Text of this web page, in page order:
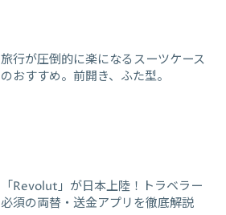
旅行が圧倒的に楽になるスーツケース
のおすすめ。前開き、ふた型。
「Revolut」が日本上陸！トラベラー
必須の両替・送金アプリを徹底解説